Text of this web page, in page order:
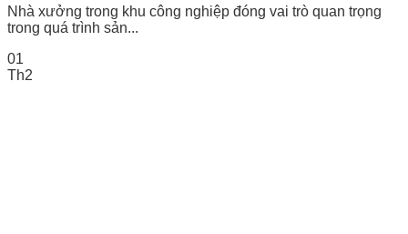
Nhà xưởng trong khu công nghiệp đóng vai trò quan trọng
trong quá trình sản...
01
Th2